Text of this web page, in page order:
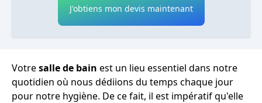
J'obtiens mon devis maintenant
Votresalle de bain est un lieu essentiel dans notre
quotidien où nous dédiions du temps chaque jour
pour notre hygiène. De ce fait, il est impératif qu'elle